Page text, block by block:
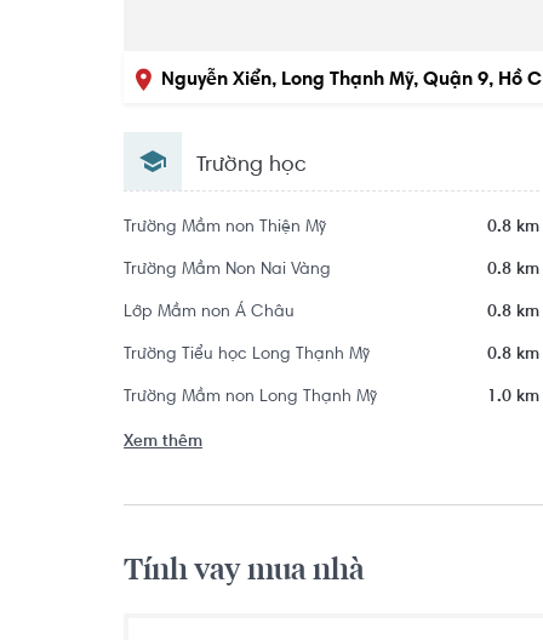
Nguyễn Xiển, Long Thạnh Mỹ, Quận 9, Hồ
Trường học
Trường Mầm non Thiện Mỹ 0.8 km
Trường Mầm Non Nai Vàng 0.8 km
Lớp Mầm non Á Châu 0.8 km
Trường Tiểu học Long Thạnh Mỹ 0.8 km
Trường Mầm non Long Thạnh Mỹ 1.0 km
Xem thêm
Tính vay mua nhà